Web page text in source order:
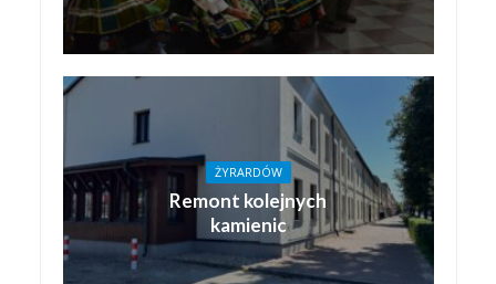
ŻYRARDÓW
Remont kolejnych
kamienic